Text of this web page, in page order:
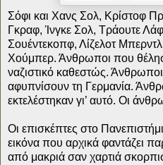
Σόφι και Χανς Σολ, Κρίστοφ
Γκραφ, Ίνγκε Σολ, Τράουτε
Σουέντεκοπφ, Λίζελοτ
Χούμπερ. Άνθρωποι που
ναζιστικό καθεστώς.
αφυπνίσουν τη Γερμανία.
εκτελέστηκαν γι’ αυτό. Οι
Οι επισκέπτες στο
εικόνα που αρχικά φαντάζει
από μακριά σαν χαρτιά